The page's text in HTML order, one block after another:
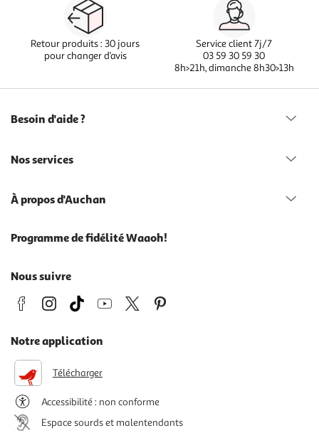
Retour produits : 30 jours
pour changer d’avis
Service client 7j/7
03 59 30 59 30
8h>21h, dimanche 8h30>13h
Besoin d'aide ?
Nos services
À propos d'Auchan
Programme de fidélité Waaoh!
Nous suivre
Notre application
Télécharger
Accessibilité : non conforme
Espace sourds et malentendants